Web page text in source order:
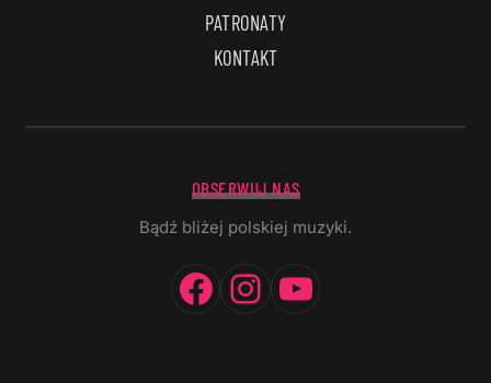
PATRONATY
KONTAKT
OBSERWUJ NAS
Bądź bliżej polskiej muzyki.
Facebook
Instagram